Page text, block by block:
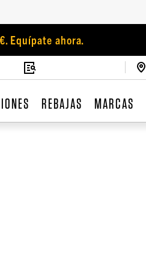
Equípate ahora.
REBAJAS MARCAS